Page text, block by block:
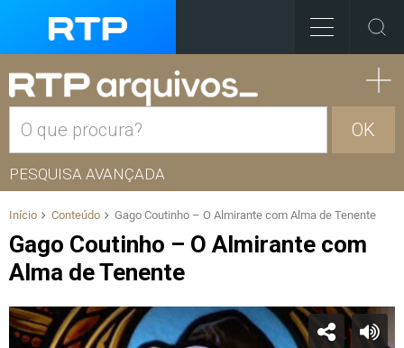
OK
PESQUISA AVANÇADA
Início Conteúdo Gago Coutinho – O Almirante com Alma de Tenente
Gago Coutinho – O Almirante com
Alma de Tenente